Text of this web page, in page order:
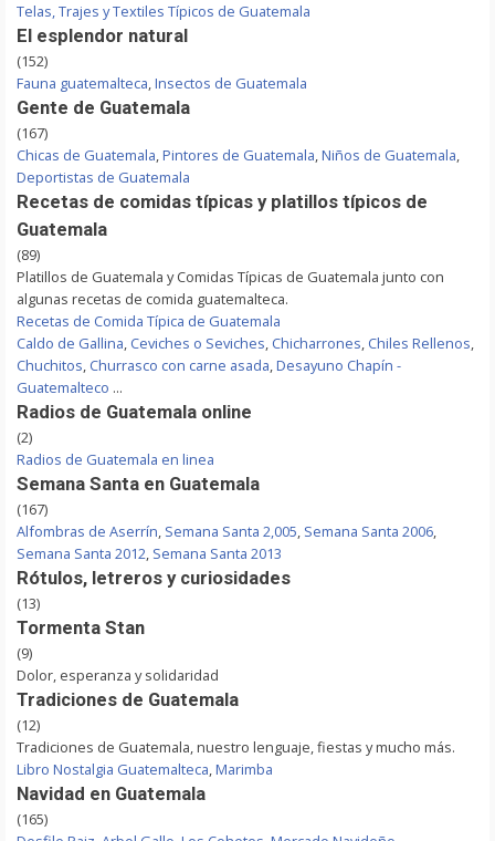
Telas, Trajes y Textiles Típicos de Guatemala
El esplendor natural
(152)
Fauna guatemalteca,Insectos de Guatemala
Gente de Guatemala
(167)
Chicas de Guatemala,Pintores de Guatemala,Niños de Guatemala,
Deportistas de Guatemala
Recetas de comidas típicas y platillos típicos de
Guatemala
(89)
Platillos de Guatemala y Comidas Típicas de Guatemala junto con
algunas recetas de comida guatemalteca.
Recetas de Comida Típica de Guatemala
Caldo de Gallina, Ceviches o Seviches, Chicharrones, Chiles Rellenos,
Chuchitos, Churrasco con carne asada,Desayuno Chapín -
Guatemalteco ...
Radios de Guatemala online
(2)
Radios de Guatemala en linea
Semana Santa en Guatemala
(167)
Alfombras de Aserrín, Semana Santa 2,005, Semana Santa 2006,
Semana Santa 2012, Semana Santa 2013
Rótulos, letreros y curiosidades
(13)
Tormenta Stan
(9)
Dolor, esperanza y solidaridad
Tradiciones de Guatemala
(12)
Tradiciones de Guatemala, nuestro lenguaje, fiestas y mucho más.
Libro Nostalgia Guatemalteca,Marimba
Navidad en Guatemala
(165)